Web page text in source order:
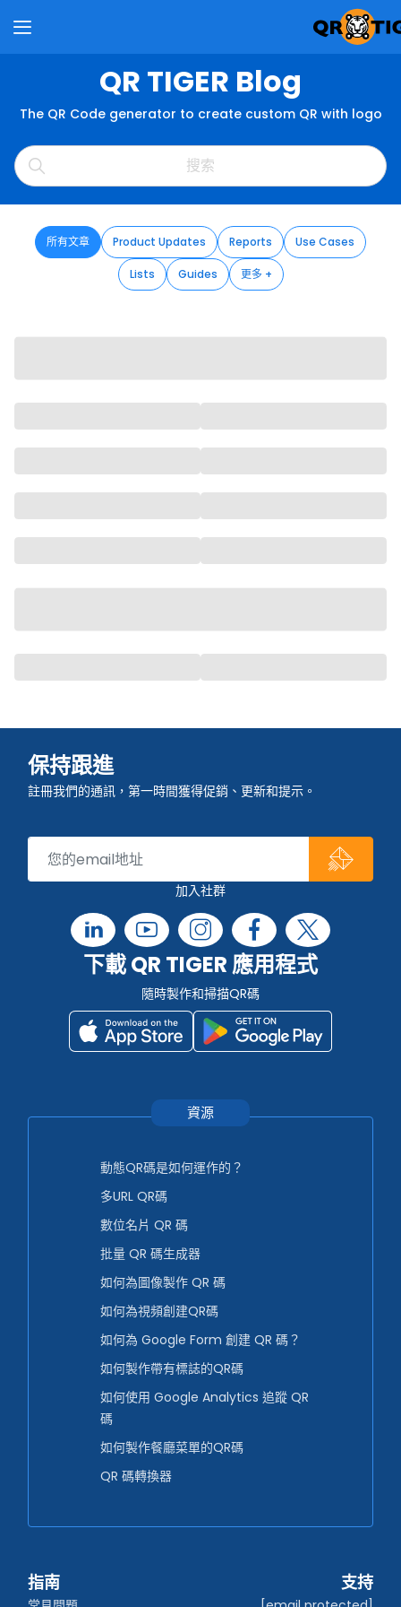
QR TIGER Blog
The QR Code generator to create custom QR with logo
所有文章 Product Updates Reports Use Cases
Lists Guides 更多 +
保持跟進
註冊我們的通訊，第一時間獲得促銷、更新和提示。
加入社群
下載 QR TIGER 應用程式
隨時製作和掃描QR碼
資源
動態QR碼是如何運作的？
多URL QR碼
數位名片 QR 碼
批量 QR 碼生成器
如何為圖像製作 QR 碼
如何為視頻創建QR碼
如何為 Google Form 創建 QR 碼？
如何製作帶有標誌的QR碼
如何使用 Google Analytics 追蹤 QR
碼
如何製作餐廳菜單的QR碼
QR 碼轉換器
指南 支持